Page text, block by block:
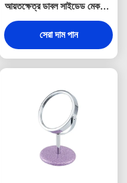
আয়তক্ষেত্র ডাবল সাইডেড মেকআপ
মিরর
সেরা দাম পান